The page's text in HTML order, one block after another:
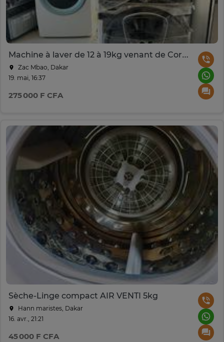
Machine à laver de 12 à 19kg venant de Corée du Sud
Zac Mbao, Dakar
19. mai, 16:37
275 000 F CFA
Sèche-Linge compact AIR VENTI 5kg
Hann maristes, Dakar
16. avr., 21:21
45 000 F CFA